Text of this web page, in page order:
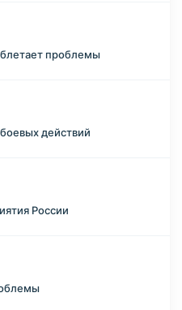
проблемы
действий
России